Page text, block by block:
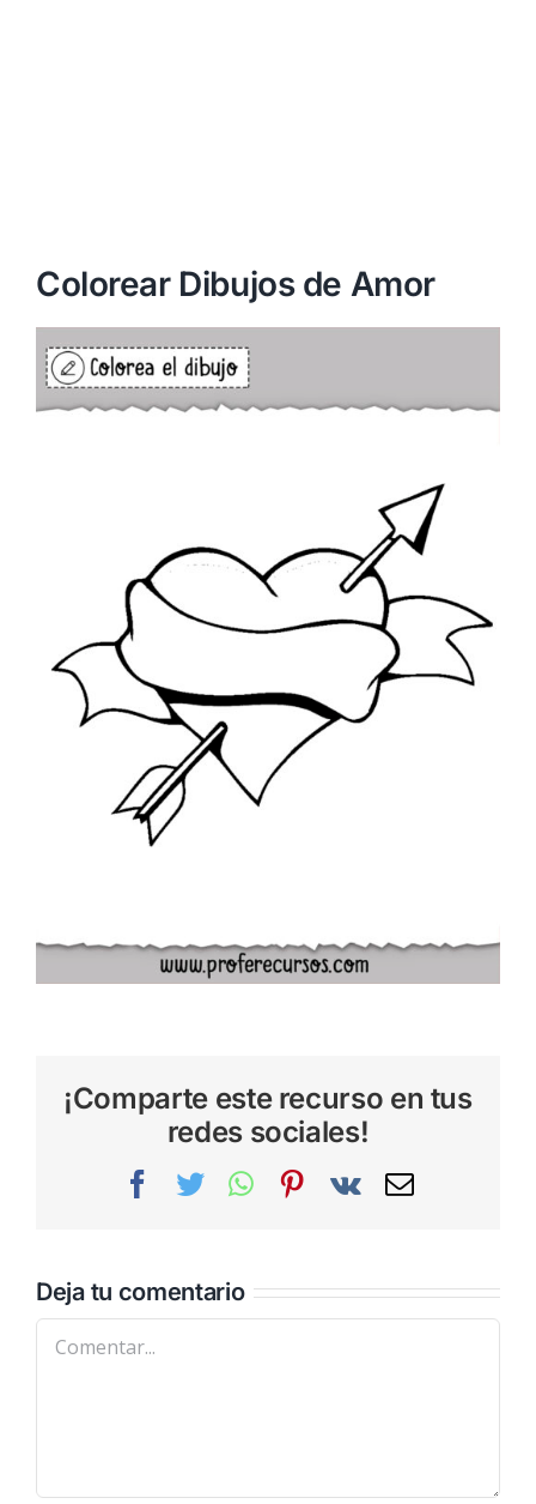
Colorear Dibujos de Amor
¡Comparte este recurso en tus
redes sociales!
Facebook
TwitterWhatsAppPinterest
Vk
Correo
Deja tu comentario
Comentar